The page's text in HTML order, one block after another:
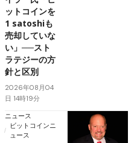
ットコインを
1 satoshiも
売却していな
い」──スト
ラテジーの方
針と区別
2026年08月04
日 14時19分
ニュース
ビットコインニ
ュース